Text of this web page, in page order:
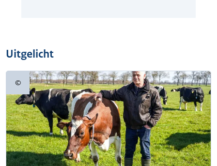
Uitgelicht
©Copyrightinformatie